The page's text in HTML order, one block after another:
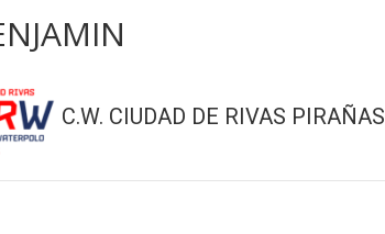
C.W. CIUDAD DE RIVAS PIRAÑAS